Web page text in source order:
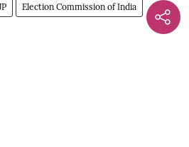
Election Commission of India